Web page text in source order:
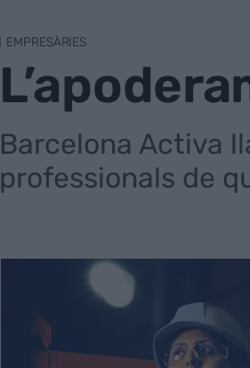
EMPRESÀRIES
Barcelona Activa
professionals de